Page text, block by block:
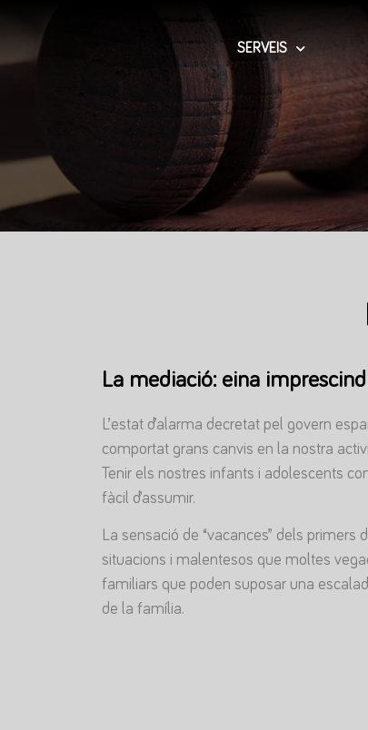
SERVEIS
La mediació: eina
L’estat d’alarma decretat pel govern
comportat grans canvis en la nostra
Tenir els nostres infants i adolescents
fàcil d’assumir.
La sensació de “vacances” dels primers
situacions i malentesos que moltes
familiars que poden suposar una
de la família.